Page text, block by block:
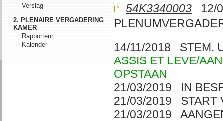
Verslag 54K3340003 12/
2. PLENAIRE VERGADERING
KAMER
Rapporteur
Kalender
14/11/2018 STEM.
ASSIS ET LEVE/
OPSTAAN
21/03/2019 IN
21/03/2019 START
21/03/2019